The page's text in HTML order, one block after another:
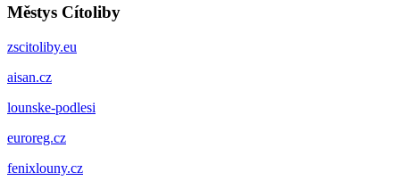
Městys Cítoliby
zscitoliby.eu
aisan.cz
lounske-podlesi
euroreg.cz
fenixlouny.cz